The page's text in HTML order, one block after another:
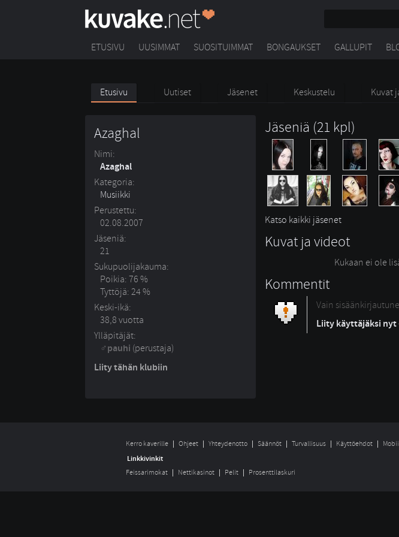
ETUSIVU UUSIMMAT SUOSITUIMMAT BONGAUKSET GALLUPIT
Etusivu Uutiset Jäsenet Keskustelu Kuvat
Azaghal
Nimi:
Azaghal
Kategoria:
Musiikki
Perustettu:
02.08.2007
Jäseniä:
21
Sukupuolijakauma:
Poikia: 76 %
Tyttöjä: 24 %
Keski-ikä:
38,8 vuotta
Ylläpitäjät:
pauhi (perustaja)
Liity tähän klubiin
Jäseniä (21 kpl)
Katso kaikki jäsenet
Kuvat ja videot
Kukaan ei ole
Kommentit
Vain
Liity käyttäjäksi nyt
Kerro kaverille Ohjeet Yhteydenotto Säännöt Turvallisuus Käyttöehdot
Linkkivinkit
Feissarimokat Nettikasinot Pelit Prosenttilaskuri